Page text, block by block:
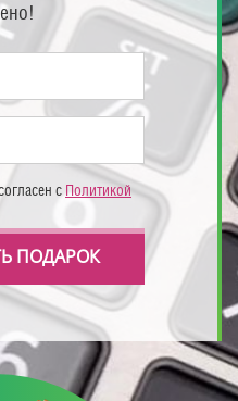
с Политикой
ПОДАРОК